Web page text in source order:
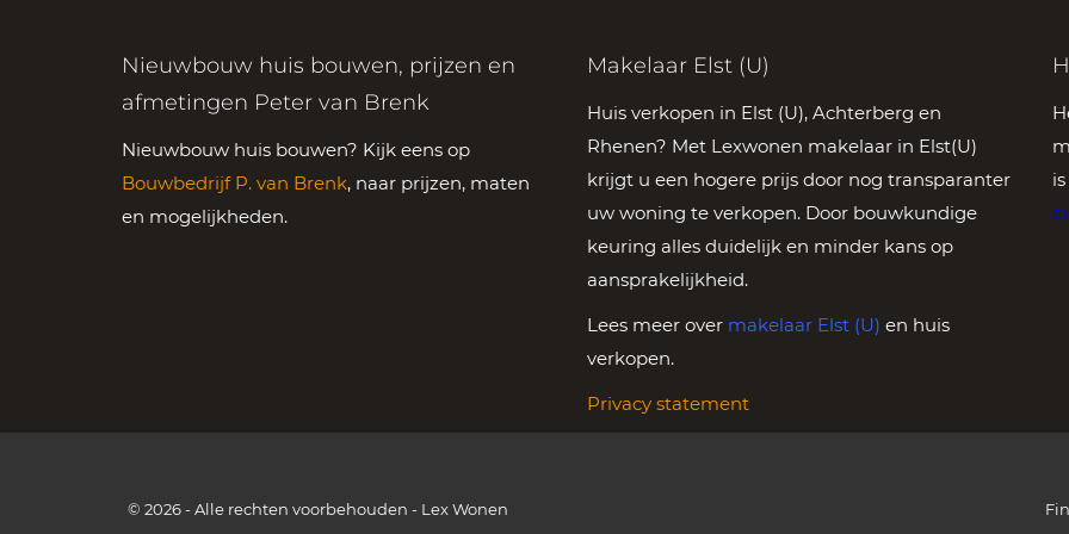
Nieuwbouw huis bouwen, prijzen en
afmetingen Peter van Brenk
Nieuwbouw huis bouwen? Kijk eens op
Bouwbedrijf P. van Brenk, naar prijzen, maten
en mogelijkheden.
Makelaar Elst (U)
Huis verkopen in Elst (U), Achterberg en
Rhenen? Met Lexwonen makelaar in Elst(U)
krijgt u een hogere prijs door nog transparanter
uw woning te verkopen. Door bouwkundige
keuring alles duidelijk en minder kans op
aansprakelijkheid.
Lees meer over makelaar Elst (U) en huis
verkopen.
Privacy statement
© 2026 - Alle rechten voorbehouden - Lex Wonen